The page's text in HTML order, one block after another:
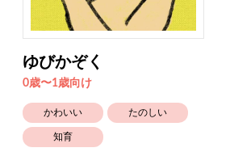
ゆびかぞく
0歳〜1歳向け
かわいい たのしい
知育